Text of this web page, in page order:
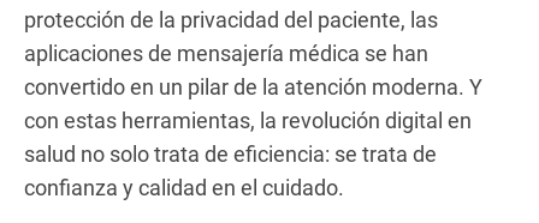
protección de la privacidad del paciente, las
aplicaciones de mensajería médica se han
convertido en un pilar de la atención moderna. Y
con estas herramientas, la revolución digital en
salud no solo trata de eficiencia: se trata de
confianza y calidad en el cuidado.